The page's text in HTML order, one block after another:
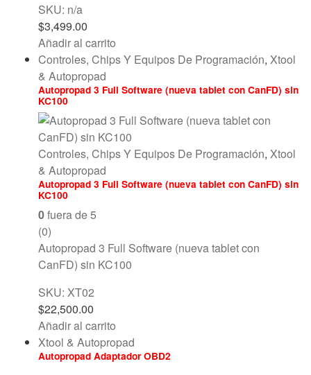
SKU: n/a
$3,499.00
Añadir al carrito
Controles, Chips Y Equipos De Programación, Xtool
& Autopropad
Autopropad 3 Full Software (nueva tablet con CanFD) sin
KC100
Controles, Chips Y Equipos De Programación, Xtool
& Autopropad
Autopropad 3 Full Software (nueva tablet con CanFD) sin
KC100
0fuera de 5
(0)
Autopropad 3 Full Software (nueva tablet con
CanFD) sin KC100
SKU: XT02
$22,500.00
Añadir al carrito
Xtool & Autopropad
Autopropad Adaptador OBD2